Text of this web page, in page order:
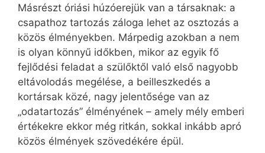
Másrészt óriási húzóerejük van a társaknak: a
csapathoz tartozás záloga lehet az osztozás a
közös élményekben. Márpedig azokban a nem
is olyan könnyű időkben, mikor az egyik fő
fejlődési feladat a szülőktől való első nagyobb
eltávolodás megélése, a beilleszkedés a
kortársak közé, nagy jelentősége van az
„odatartozás” élményének – amely mély emberi
értékekre ekkor még ritkán, sokkal inkább apró
közös élmények szövedékére épül.